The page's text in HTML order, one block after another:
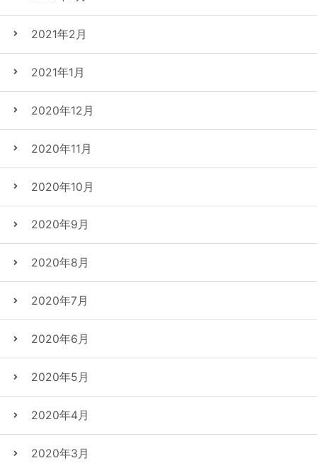
2021年2月
2021年1月
2020年12月
2020年11月
2020年10月
2020年9月
2020年8月
2020年7月
2020年6月
2020年5月
2020年4月
2020年3月